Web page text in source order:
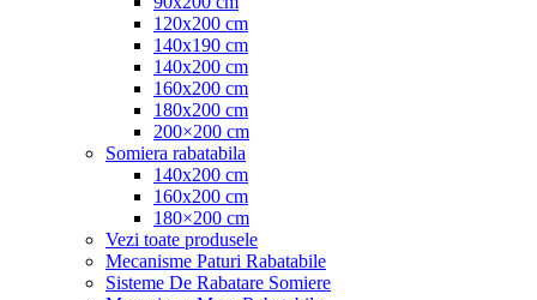
120x200 cm
140x190 cm
140x200 cm
160x200 cm
180x200 cm
200×200 cm
Somiera rabatabila
140x200 cm
160x200 cm
180×200 cm
Vezi toate produsele
Mecanisme Paturi Rabatabile
Sisteme De Rabatare Somiere